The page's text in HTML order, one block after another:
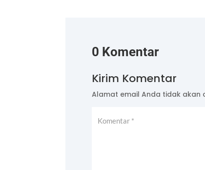
0 Komentar
Kirim Komentar
Alamat email Anda tidak akan